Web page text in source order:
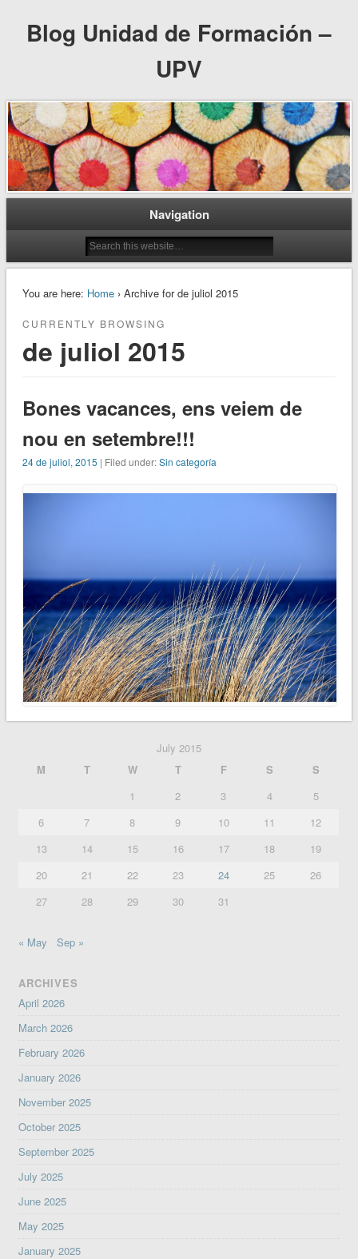
Blog Unidad de Formación –
UPV
Navigation
You are here: Home› Archive for de juliol 2015
CURRENTLY BROWSING
de juliol 2015
Bones vacances, ens veiem de
nou en setembre!!!
24 de juliol, 2015 | Filed under:Sin categoría
July 2015
M
T W T F S
S
1
2 3 4
5
6
7 8 9 10 11
12
13
14 15 16 17 18
19
20
21 22 23 24 25
26
27
28 29 30 31
« May Sep »
ARCHIVES
April 2026
March 2026
February 2026
January 2026
November 2025
October 2025
September 2025
July 2025
June 2025
May 2025
January 2025